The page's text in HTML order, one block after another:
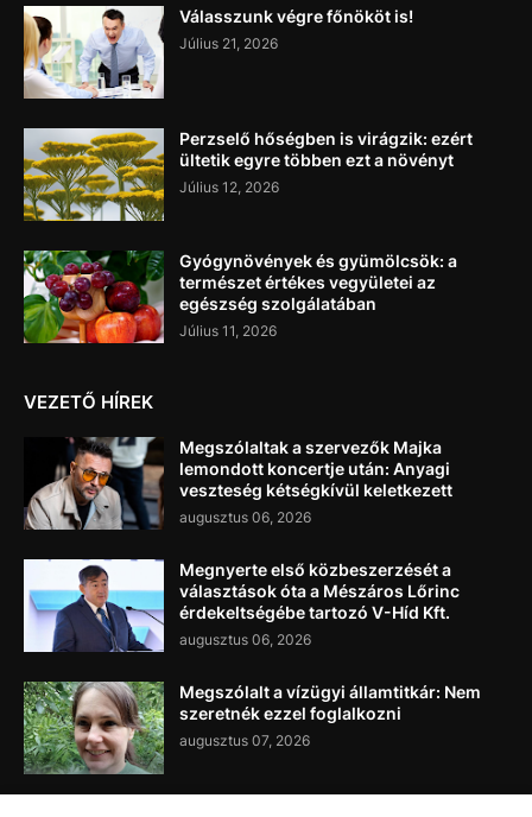
Válasszunk végre főnököt is!
Július 21, 2026
Perzselő hőségben is virágzik: ezért
ültetik egyre többen ezt a növényt
Július 12, 2026
Gyógynövények és gyümölcsök: a
természet értékes vegyületei az
egészség szolgálatában
Július 11, 2026
VEZETŐ HÍREK
Megszólaltak a szervezők Majka
lemondott koncertje után: Anyagi
veszteség kétségkívül keletkezett
augusztus 06, 2026
Megnyerte első közbeszerzését a
választások óta a Mészáros Lőrinc
érdekeltségébe tartozó V-Híd Kft.
augusztus 06, 2026
Megszólalt a vízügyi államtitkár: Nem
szeretnék ezzel foglalkozni
augusztus 07, 2026